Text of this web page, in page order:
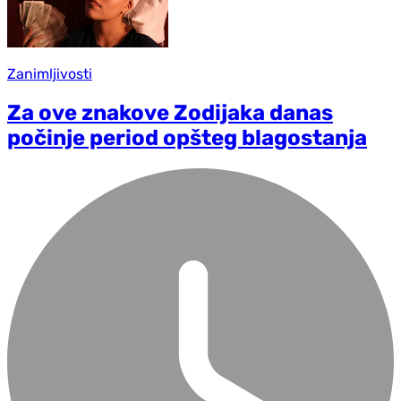
Zanimljivosti
Za ove znakove Zodijaka danas
počinje period opšteg blagostanja